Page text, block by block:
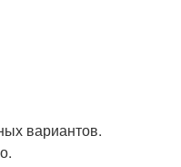
вариантов.